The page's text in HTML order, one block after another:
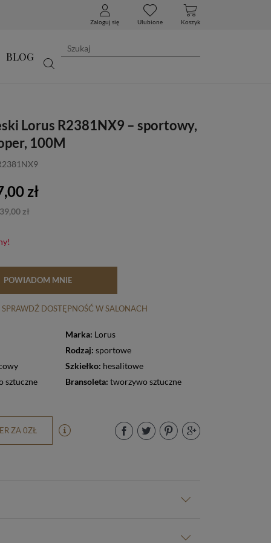
Zaloguj się Ulubione Koszyk
BLOG
Lorus R2381NX9 – sportowy,
100M
zł
zł
POWIADOM MNIE
SPRAWDŹ DOSTĘPNOŚĆ W SALONACH
Marka: Lorus
Rodzaj:sportowe
Szkiełko: hesalitowe
sztuczne Bransoleta: tworzywo sztuczne
ZA 0ZŁ